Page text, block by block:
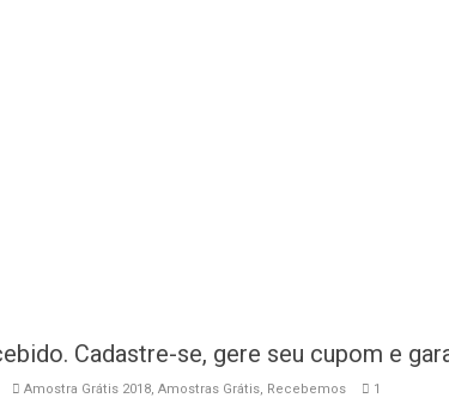
Cadastre-se, gere seu cupom e
Amostra Grátis 2018, Amostras Grátis, Recebemos 1